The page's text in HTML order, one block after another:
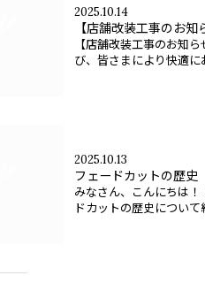
2025.10.14
【店舗改装工事のお知
【店舗改装工事のお知
び、皆さまにより快適に
2025.10.13
フェードカットの歴史
みなさん、こんにちは
ドカットの歴史について